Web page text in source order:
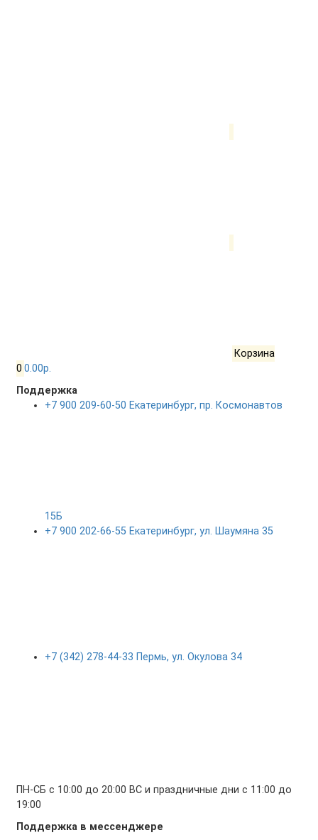
Корзина
0 0.00р.
Поддержка
+7 900 209-60-50 Екатеринбург, пр. Космонавтов
15Б
+7 900 202-66-55 Екатеринбург, ул. Шаумяна 35
+7 (342) 278-44-33 Пермь, ул. Окулова 34
ПН-СБ с 10:00 до 20:00 ВС и праздничные дни с 11:00 до
19:00
Поддержка в мессенджере